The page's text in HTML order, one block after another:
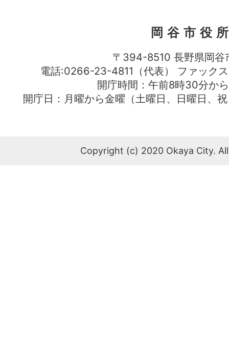
岡谷市役
〒394-8510 長野県岡谷
電話:0266-23-4811（代表） ファッ
開庁時間：午前8時30分か
開庁日：月曜から金曜（土曜日、日曜日、
Copyright (c) 2020 Okaya City.